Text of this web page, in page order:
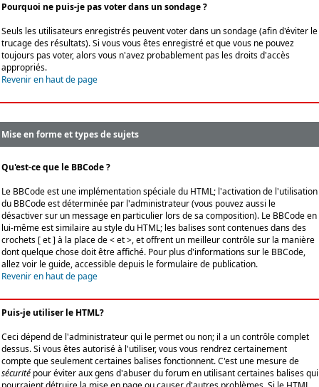
Pourquoi ne puis-je pas voter dans un sondage ?
Seuls les utilisateurs enregistrés peuvent voter dans un sondage (afin d'éviter le
trucage des résultats). Si vous vous êtes enregistré et que vous ne pouvez
toujours pas voter, alors vous n'avez probablement pas les droits d'accès
appropriés.
Revenir en haut de page
Mise en forme et types de sujets
Qu'est-ce que le BBCode ?
Le BBCode est une implémentation spéciale du HTML; l'activation de l'utilisation
du BBCode est déterminée par l'administrateur (vous pouvez aussi le
désactiver sur un message en particulier lors de sa composition). Le BBCode en
lui-même est similaire au style du HTML; les balises sont contenues dans des
crochets [ et ] à la place de < et >, et offrent un meilleur contrôle sur la manière
dont quelque chose doit être affiché. Pour plus d'informations sur le BBCode,
allez voir le guide, accessible depuis le formulaire de publication.
Revenir en haut de page
Puis-je utiliser le HTML?
Ceci dépend de l'administrateur qui le permet ou non; il a un contrôle complet
dessus. Si vous êtes autorisé à l'utiliser, vous vous rendrez certainement
compte que seulement certaines balises fonctionnent. C'est une mesure de
sécurité pour éviter aux gens d'abuser du forum en utilisant certaines balises qui